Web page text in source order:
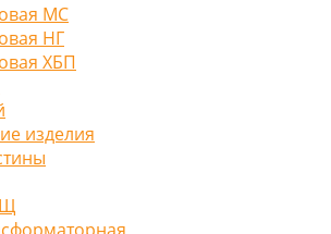
МС
НГ
ХБП
изделия